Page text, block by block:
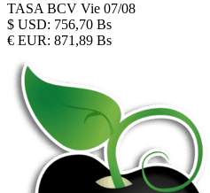
TASA BCV Vie 07/08
$ USD: 756,70 Bs
€ EUR: 871,89 Bs